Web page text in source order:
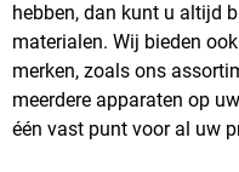
hebben, dan kunt u altijd
materialen. Wij bieden
merken, zoals ons
meerdere apparaten op
één vast punt voor al uw